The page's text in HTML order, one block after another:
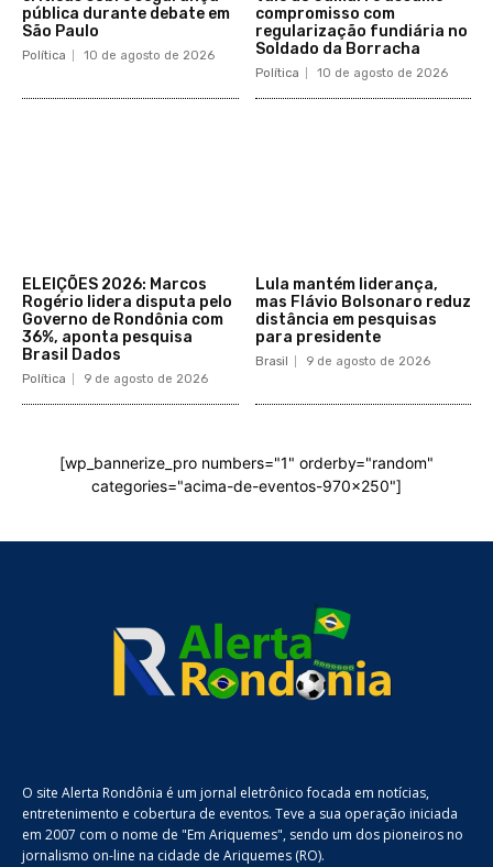
pública durante debate em
São Paulo
Política 10 de agosto de 2026
compromisso com
regularização fundiária no
Soldado da Borracha
Política 10 de agosto de 2026
ELEIÇÕES 2026: Marcos
Rogério lidera disputa pelo
Governo de Rondônia com
36%, aponta pesquisa
Brasil Dados
Política 9 de agosto de 2026
Lula mantém liderança,
mas Flávio Bolsonaro reduz
distância em pesquisas
para presidente
Brasil 9 de agosto de 2026
[wp_bannerize_pro numbers="1" orderby="random"
categories="acima-de-eventos-970x250"]
O site Alerta Rondônia é um jornal eletrônico focada em notícias,
entretenimento e cobertura de eventos. Teve a sua operação iniciada
em 2007 com o nome de "Em Ariquemes", sendo um dos pioneiros no
jornalismo on-line na cidade de Ariquemes (RO).